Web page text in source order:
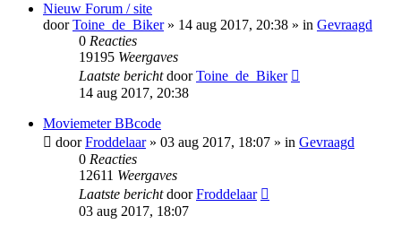
Nieuw Forum / site
doorToine_de_Biker» 14 aug 2017, 20:38 » in Gevraagd
0 Reacties
19195 Weergaves
Laatste berichtdoorToine_de_Biker
14 aug 2017, 20:38
Moviemeter BBcode
doorFroddelaar» 03 aug 2017, 18:07 » in Gevraagd
0 Reacties
12611 Weergaves
Laatste berichtdoorFroddelaar
03 aug 2017, 18:07